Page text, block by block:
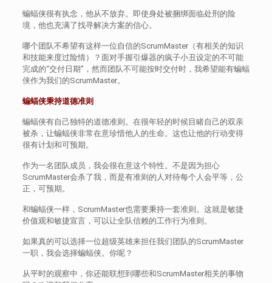
蝙蝠侠很有执念，他从不放弃。即使身处被捆绑面临处刑的险
境，他也充满了找寻解决方案的信心。
哪个团队不希望有这样一位自信的ScrumMaster（有相关的知识
和技能来度过险情）？面对手握引爆器的疯子小丑设定的不可能
完成的“交付日期”，然而团队不可能按时交付时，我希望能有蝙蝠
侠作为我们的ScrumMaster。
蝙蝠侠秉持道德准则
蝙蝠侠有自己独特的道德准则。在很年轻的时候目睹自己的双亲
被杀，让蝙蝠侠非常在意珍惜他人的生命。这也让他的行动变得
很有计划和可预期。
作为一名团队成员，我会很在意这个特性。不是因为担心
ScrumMaster会杀了我，而是有准则的人对待每个人会平等，公
正，可预期。
和蝙蝠侠一样，ScrumMaster也需要秉持一套准则。这就是敏捷
价值观和敏捷宣言，可以让全队信赖的工作行为准则。
如果真的可以选择一位超级英雄来担任我们团队的ScrumMaster
一职，我会选择蝙蝠侠。你呢？
从平时的观察中，你还能联想到哪些和ScrumMaster相关的事物